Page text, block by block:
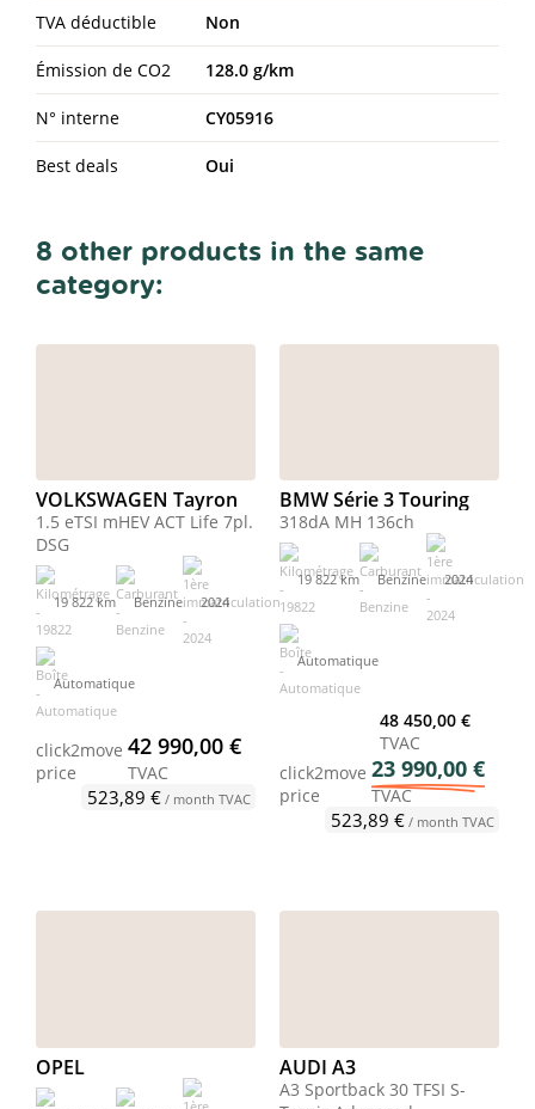
TVA déductible Non
Émission de CO2 128.0 g/km
N° interne CY05916
Best deals Oui
8 other products in the same
category:
VOLKSWAGEN Tayron
1.5 eTSI mHEV ACT Life 7pl.
DSG
19 822 km Benzine 2024
Automatique
click2move
price
42 990,00 €
TVAC
523,89 €/ month TVAC
BMW Série 3 Touring
318dA MH 136ch
19 822 km Benzine 2024
Automatique
48 450,00 €
TVAC
click2move
price
23 990,00 €
TVAC
523,89 €/ month TVAC
OPEL AUDI A3
A3 Sportback 30 TFSI S-